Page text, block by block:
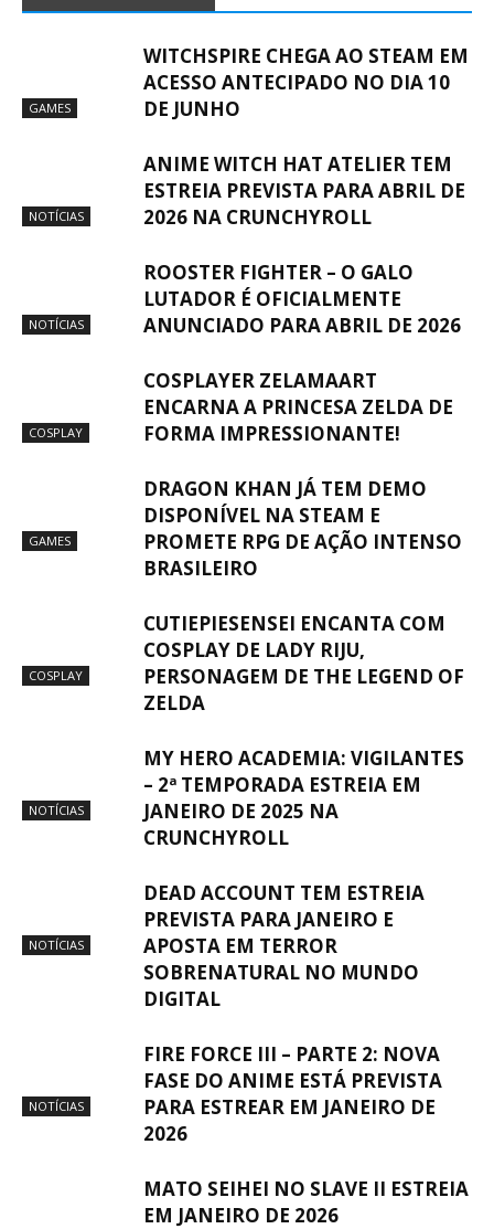
GAMES
WITCHSPIRE CHEGA AO STEAM EM
ACESSO ANTECIPADO NO DIA 10
DE JUNHO
NOTÍCIAS
ANIME WITCH HAT ATELIER TEM
ESTREIA PREVISTA PARA ABRIL DE
2026 NA CRUNCHYROLL
NOTÍCIAS
ROOSTER FIGHTER – O GALO
LUTADOR É OFICIALMENTE
ANUNCIADO PARA ABRIL DE 2026
COSPLAY
COSPLAYER ZELAMAART
ENCARNA A PRINCESA ZELDA DE
FORMA IMPRESSIONANTE!
GAMES
DRAGON KHAN JÁ TEM DEMO
DISPONÍVEL NA STEAM E
PROMETE RPG DE AÇÃO INTENSO
BRASILEIRO
COSPLAY
CUTIEPIESENSEI ENCANTA COM
COSPLAY DE LADY RIJU,
PERSONAGEM DE THE LEGEND OF
ZELDA
NOTÍCIAS
MY HERO ACADEMIA: VIGILANTES
– 2ª TEMPORADA ESTREIA EM
JANEIRO DE 2025 NA
CRUNCHYROLL
NOTÍCIAS
DEAD ACCOUNT TEM ESTREIA
PREVISTA PARA JANEIRO E
APOSTA EM TERROR
SOBRENATURAL NO MUNDO
DIGITAL
NOTÍCIAS
FIRE FORCE III – PARTE 2: NOVA
FASE DO ANIME ESTÁ PREVISTA
PARA ESTREAR EM JANEIRO DE
2026
MATO SEIHEI NO SLAVE II ESTREIA
EM JANEIRO DE 2026